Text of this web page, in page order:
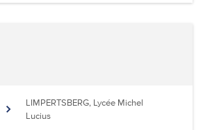
LIMPERTSBERG, Lycée Michel
Lucius